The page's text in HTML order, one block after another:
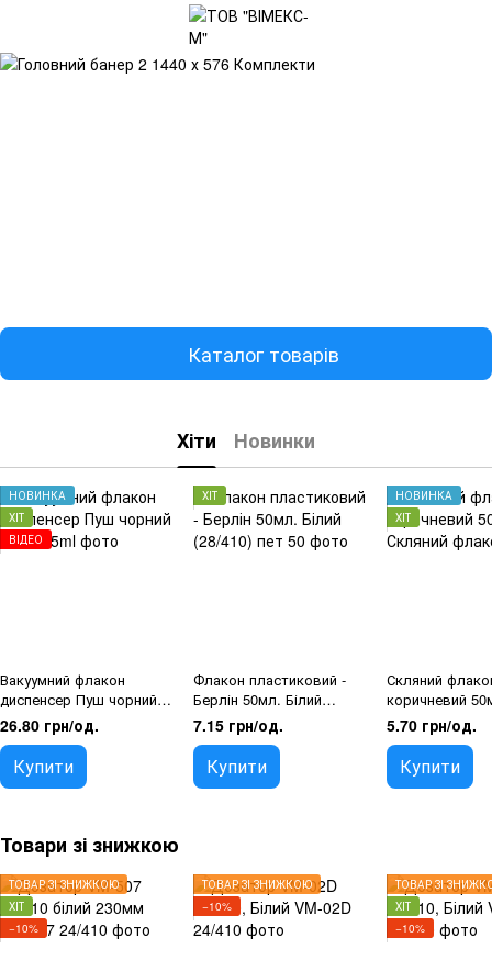
Каталог товарів
Хіти Новинки
НОВИНКА
ХІТ
ВІДЕО
Вакуумний флакон
диспенсер Пуш чорний
15мл
26.80 грн/од.
Купити
ХІТ
Флакон пластиковий -
Берлін 50мл. Білий
(28/410)
7.15 грн/од.
Купити
НОВИНКА
ХІТ
Скляний
коричневий
5.70 грн/од.
Купити
Товари зі знижкою
ТОВАР ЗІ ЗНИЖКОЮ
ХІТ
−10%
ТОВАР ЗІ ЗНИЖКОЮ
−10%
ТОВАР ЗІ
ХІТ
−10%